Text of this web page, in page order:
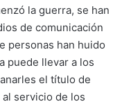
la guerra, se han
de comunicación
personas han huido
puede llevar a los
el título de
servicio de los